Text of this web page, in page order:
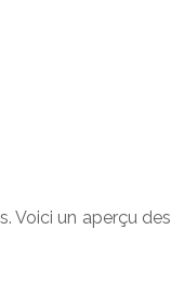
Voici un aperçu des